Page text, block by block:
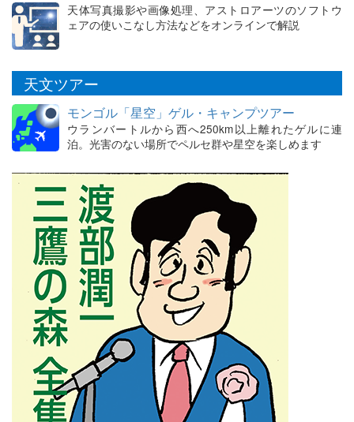
天体写真撮影や画像処理、アストロアーツのソフトウ
ェアの使いこなし方法などをオンラインで解説
天文ツアー
モンゴル「星空」ゲル・キャンプツアー
ウランバートルから西へ250km以上離れたゲルに連
泊。光害のない場所でペルセ群や星空を楽しめます